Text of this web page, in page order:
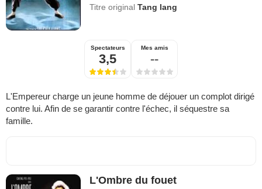
Titre originalTang lang
Spectateurs
3,5
Mes amis
--
L'Empereur charge un jeune homme de déjouer un complot dirigé
contre lui. Afin de se garantir contre l'échec, il séquestre sa
famille.
L'Ombre du fouet